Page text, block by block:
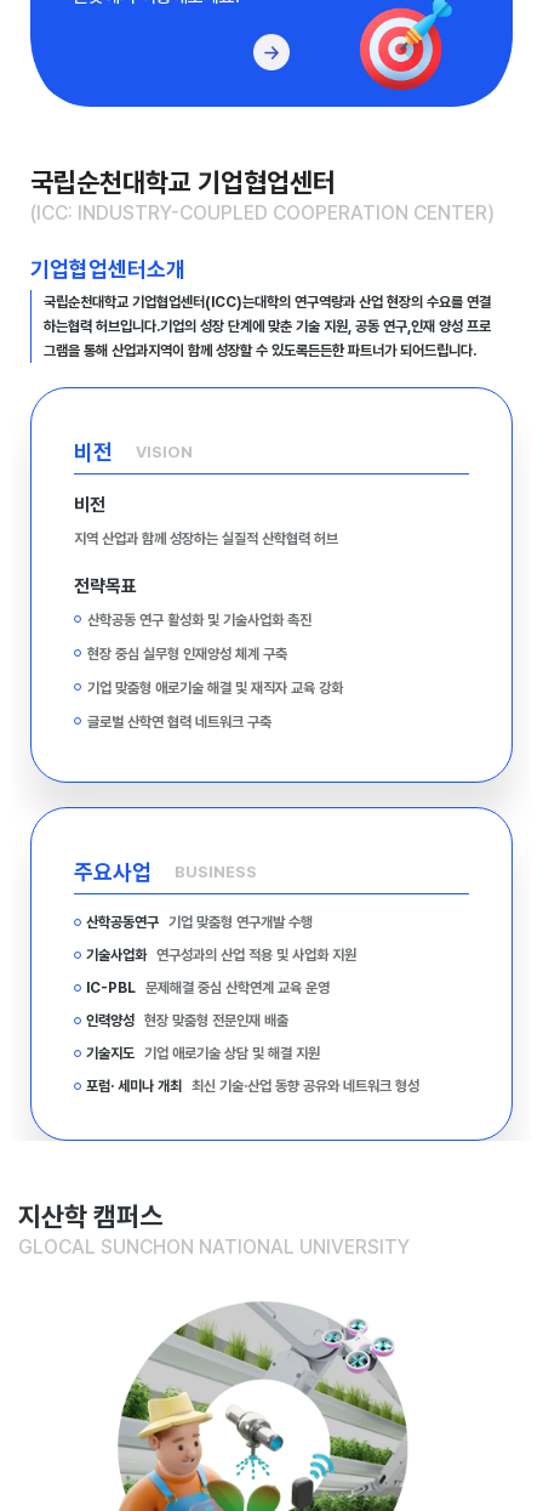
국립순천대학교 기업협업센터
(ICC: INDUSTRY-COUPLED COOPERATION CENTER)
기업협업센터소개
국립순천대학교 기업협업센터(ICC)는대학의 연구역량과 산업 현장의 수요를 연결
하는협력 허브입니다.기업의 성장 단계에 맞춘 기술 지원, 공동 연구,인재 양성 프로
그램을 통해 산업과지역이 함께 성장할 수 있도록든든한 파트너가 되어드립니다.
비전 VISION
비전
지역 산업과 함께 성장하는 실질적 산학협력 허브
전략목표
산학공동 연구 활성화 및 기술사업화 촉진
현장 중심 실무형 인재양성 체계 구축
기업 맞춤형 애로기술 해결 및 재직자 교육 강화
글로벌 산학연 협력 네트워크 구축
주요사업 BUSINESS
산학공동연구 기업 맞춤형 연구개발 수행
기술사업화 연구성과의 산업 적용 및 사업화 지원
IC-PBL 문제해결 중심 산학연계 교육 운영
인력양성 현장 맞춤형 전문인재 배출
기술지도 기업 애로기술 상담 및 해결 지원
포럼· 세미나 개최
최신 기술·산업 동향 공유와 네트워크 형성
지산학 캠퍼스
GLOCAL SUNCHON NATIONAL UNIVERSITY